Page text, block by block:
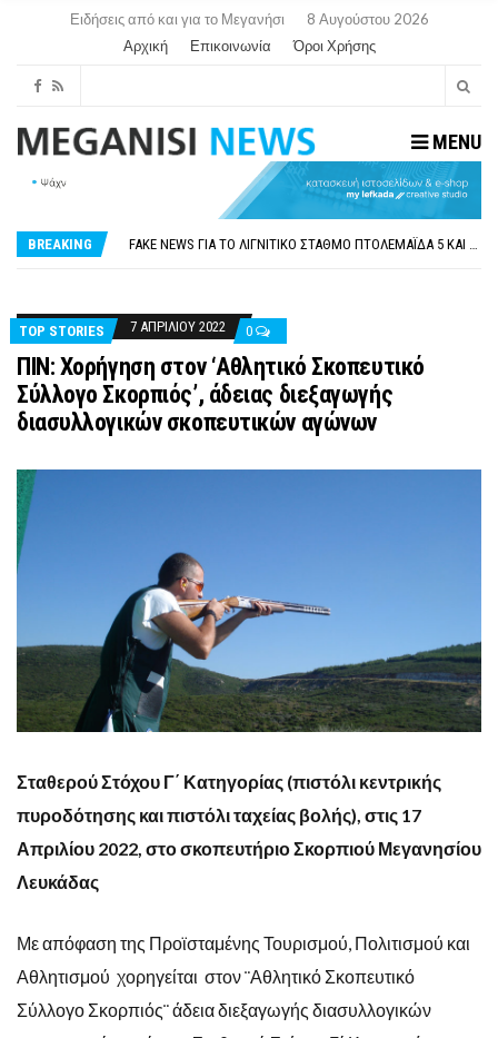
Ειδήσεις από και για το Μεγανήσι
8 Αυγούστου 2026
Αρχική
Επικοινωνία Όροι Χρήσης
MENU
BREAKING
ΠΑΡΑΙΤΉΘΗΚΕ Η ΑΝΤΙΔΉΜΑΡΧΟΣ ΠΟΛΙΤΙΣΜΟΎ ΜΕΓΑΝΗΣΊΟΥ Κ . ΕΥΑΓΓΕΛΊΑ ΜΕΛΆ. Η ΕΠΙΣΤΟΛΉ ΤΗΣ ΠΑΡΑΊΤΗΣΗΣ
FAKE NEWS ΓΙΑ ΤΟ ΛΙΓΝΙΤΙΚΌ ΣΤΑΘΜΌ ΠΤΟΛΕΜΑΪ́ΔΑ 5 ΚΑΙ ΤΗΝ ΕΝΕΡΓΕΙΑΚΉ ΑΣΦΆΛΕΙΑ ΤΗΣ ΧΏΡΑΣ
TOP STORIES
7 ΑΠΡΙΛΊΟΥ 2022 0
ΠΙΝ: Χορήγηση στον ‘Αθλητικό Σκοπευτικό
Σύλλογο Σκορπιός’, άδειας διεξαγωγής
διασυλλογικών σκοπευτικών αγώνων
Σταθερού Στόχου Γ΄ Κατηγορίας (πιστόλι κεντρικής
πυροδότησης και πιστόλι ταχείας βολής), στις 17
Απριλίου 2022, στο σκοπευτήριο Σκορπιού Μεγανησίου
Λευκάδας
Με απόφαση της Προϊσταμένης Τουρισμού, Πολιτισμού και
Αθλητισμού χορηγείται στον ¨Αθλητικό Σκοπευτικό
Σύλλογο Σκορπιός¨ άδεια διεξαγωγής διασυλλογικών